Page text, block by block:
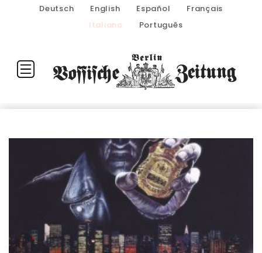
Deutsch English Español
Français
Italiano
Português